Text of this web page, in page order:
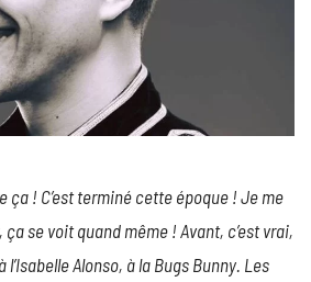
ça ! C’est terminé cette époque ! Je me
se voit quand même ! Avant, c’est vrai,
l’Isabelle Alonso, à la Bugs Bunny. Les